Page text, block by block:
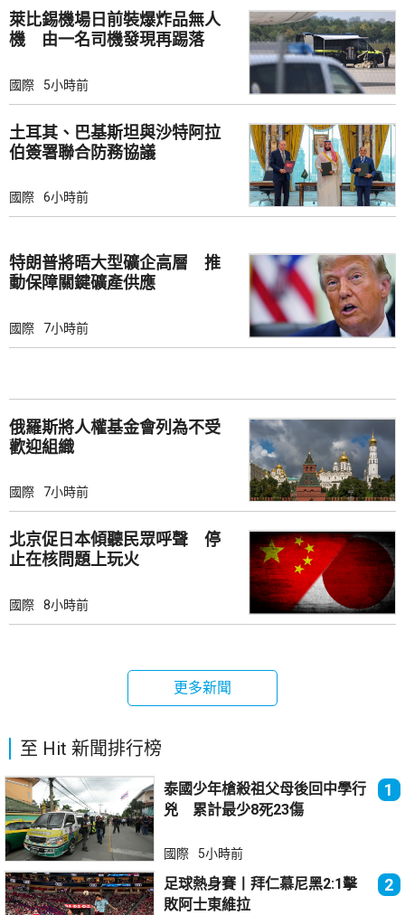
萊比錫機場日前裝爆炸品無人
機 由一名司機發現再踢落
國際 5小時前
土耳其、巴基斯坦與沙特阿拉
伯簽署聯合防務協議
國際 6小時前
特朗普將晤大型礦企高層 推
動保障關鍵礦產供應
國際 7小時前
俄羅斯將人權基金會列為不受
歡迎組織
國際 7小時前
北京促日本傾聽民眾呼聲 停
止在核問題上玩火
國際 8小時前
更多新聞
至 Hit 新聞排行榜
泰國少年槍殺祖父母後回中學行
兇 累計最少8死23傷
1
國際 5小時前
足球熱身賽丨拜仁慕尼黑2:1擊
敗阿士東維拉
2